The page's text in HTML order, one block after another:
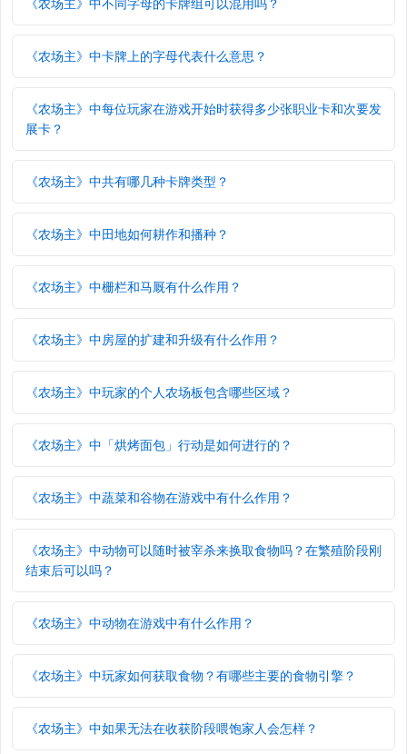
《农场主》中卡牌上的字母代表什么意思？
《农场主》中每位玩家在游戏开始时获得多少张职业卡和次要发
展卡？
《农场主》中共有哪几种卡牌类型？
《农场主》中田地如何耕作和播种？
《农场主》中栅栏和马厩有什么作用？
《农场主》中房屋的扩建和升级有什么作用？
《农场主》中玩家的个人农场板包含哪些区域？
《农场主》中「烘烤面包」行动是如何进行的？
《农场主》中蔬菜和谷物在游戏中有什么作用？
《农场主》中动物可以随时被宰杀来换取食物吗？在繁殖阶段刚
结束后可以吗？
《农场主》中动物在游戏中有什么作用？
《农场主》中玩家如何获取食物？有哪些主要的食物引擎？
《农场主》中如果无法在收获阶段喂饱家人会怎样？